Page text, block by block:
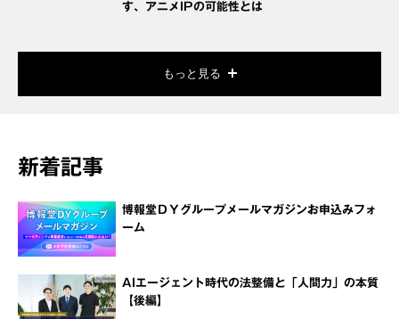
す、アニメIPの可能性とは
もっと見る
新着記事
博報堂ＤＹグループメールマガジンお申込みフォ
ーム
AIエージェント時代の法整備と「人間力」の本質
【後編】